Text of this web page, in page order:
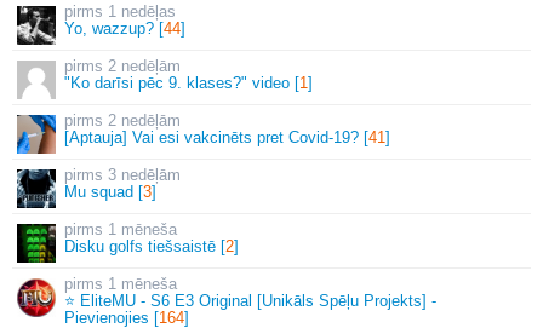
1 nedēļas
Yo, wazzup? [44]
2 nedēļām
"Ko darīsi pēc 9. klases?" video [1]
2 nedēļām
[Aptauja] Vai esi vakcinēts pret Covid-19? [41]
3 nedēļām
Mu squad [3]
1 mēneša
Disku golfs tiešsaistē [2]
1 mēneša
⭐ EliteMU - S6 E3 Original [Unikāls Spēļu Projekts] -
Pievienojies [164]